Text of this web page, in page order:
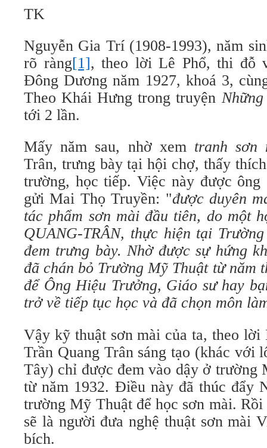
TK
Nguyễn Gia Trí (1908-1993), năm
rõ ràng[1], theo lời Lê Phổ, thi đỗ
Đông Dương năm 1927, khoá 3,
Theo Khái Hưng trong truyện
tới 2 lần.
Mấy năm sau, nhờ xem tranh sơn
Trân, trưng bày tại hội chợ, thấy
trường, học tiếp. Việc này được
gửi Mai Thọ Truyền: "được duyên
tác phẩm sơn mài đầu tiên, do một
QUANG-TRÂN, thực hiện tại
đem trưng bày. Nhờ được sự hứng
đã chán bỏ Trường Mỹ Thuật từ năm
để Ông Hiệu Trưởng, Giáo sư hay
trở về tiếp tục học và đã chọn môn
Vậy kỹ thuật sơn mài của ta, theo
Trần Quang Trân sáng tạo (khác với
Tây) chỉ được đem vào dậy ở trường
từ năm 1932. Điều này đã thúc đẩy
trường Mỹ Thuật để học sơn mài.
sẽ là người đưa nghệ thuật sơn mài
bích.